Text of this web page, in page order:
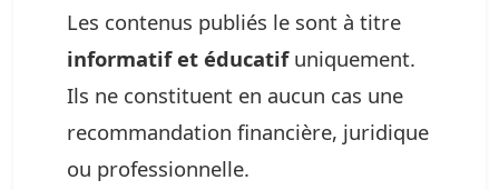
Les contenus publiés le sont à titre
informatif et éducatifuniquement.
Ils ne constituent en aucun cas une
recommandation financière, juridique
ou professionnelle.